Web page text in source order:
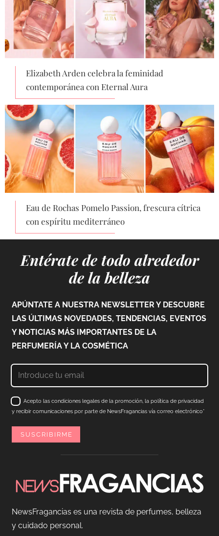
Elizabeth Arden celebra la feminidad
contemporánea con Eternal Aura
Eau de Rochas Pomelo Passion, frescura cítrica
con espíritu mediterráneo
Entérate de todo alrededor
de la belleza
APÚNTATE A NUESTRA NEWSLETTER Y DESCUBRE
LAS ÚLTIMAS NOVEDADES, TENDENCIAS, EVENTOS
Y NOTICIAS MÁS IMPORTANTES DE LA
PERFUMERÍA Y LA COSMÉTICA
Acepto las condiciones legales de la promoción, la política de privacidad
y recibir comunicaciones por parte de NewsFragancias vía correo electrónico*
NewsFragancias es una revista de perfumes, belleza
y cuidado personal.